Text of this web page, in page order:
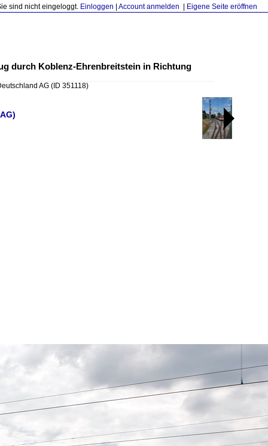
sind nicht eingeloggt. Einloggen Account anmelden Eigene Seite eröffnen
durch Koblenz-Ehrenbreitstein in Richtung
AG (ID 351118)